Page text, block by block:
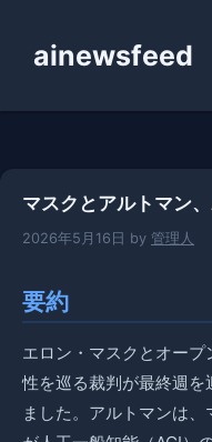
ainewsfeed
マスクとアルトマン
2026年5月16日 by 管理人
要約
エロン・マスクとオー
性を巡る裁判が最終週
ました。アルトマンは